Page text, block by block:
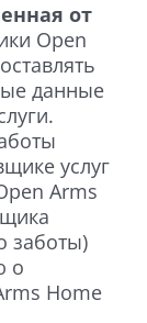
от
Open
данные
услуг
Arms
заботы)
о
Home